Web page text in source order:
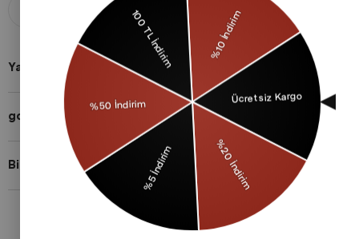
Aldığınız ürünü 14 gün içerisinde
iade edebilirsiniz.
Taksit imkanları ile herkese uygun
ödeme yöntemleri.
Yardıma mı ihtiyacın var?
gothamVibes Hakkında
Bizi Takip Et!